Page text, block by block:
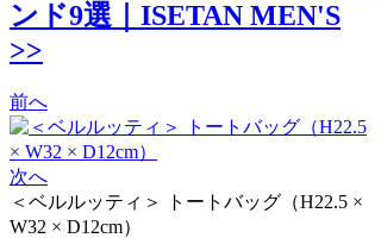
ンド9選｜ISETAN MEN'S
>>
前へ
次へ
＜ベルルッティ＞ トートバッグ（H22.5 ×
W32 × D12cm）